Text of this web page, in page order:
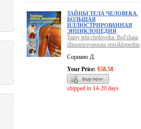
ТАЙНЫ ТЕЛА ЧЕЛОВЕКА.
БОЛЬШАЯ
ИЛЛЮСТРИРОВАННАЯ
ЭНЦИКЛОПЕДИЯ
Tainy tela cheloveka. Bol'shaia
illiustrirovannaia entsiklopediia
Сориано Д.
Your Price: $58.58
shipped in 14-20 days